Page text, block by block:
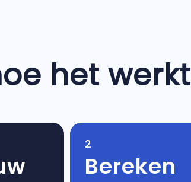
het werkt
2
Bereken